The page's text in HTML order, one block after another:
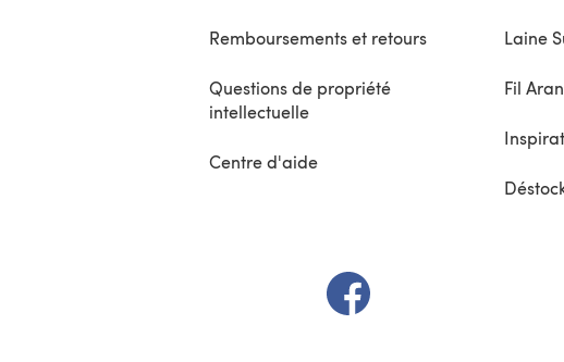
Remboursements et retours
Questions de propriété
intellectuelle
Centre d'aide
Laine
Fil Aran
(s'ouvre dans un nouvel